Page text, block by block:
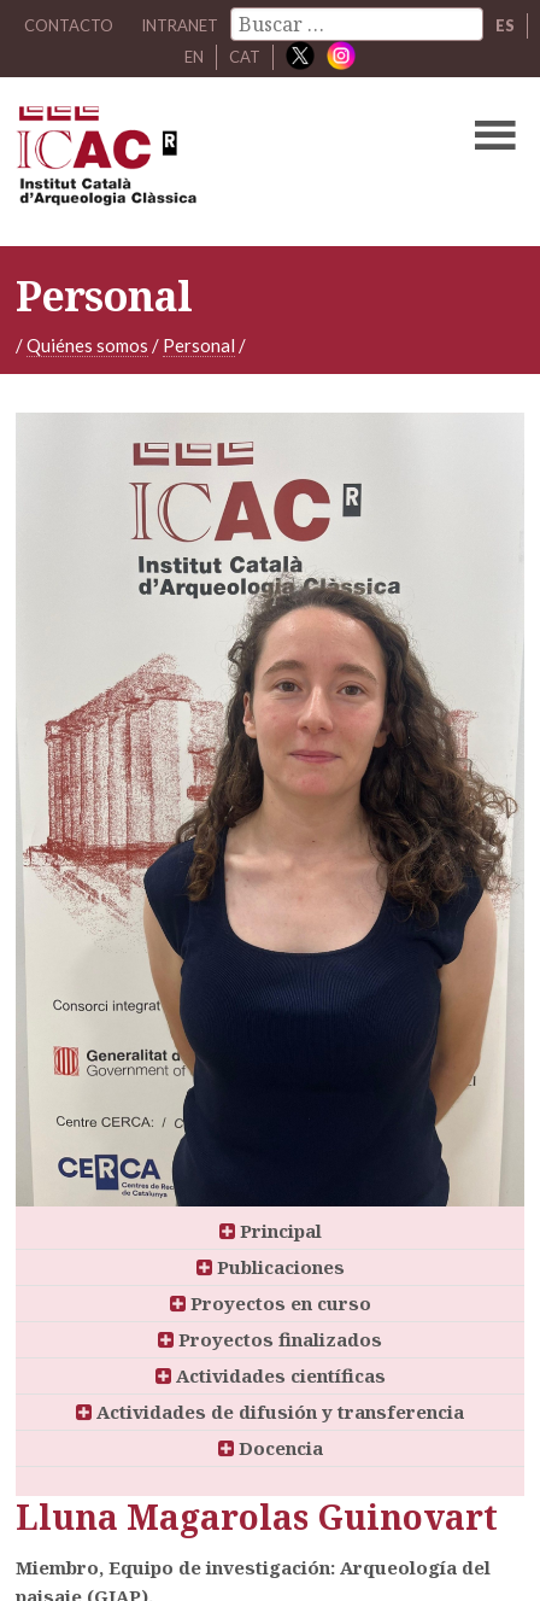
CONTACTO INTRANET
ES
EN
CAT
Personal
/Quiénes somos / Personal /
Principal
Publicaciones
Proyectos en curso
Proyectos finalizados
Actividades científicas
Actividades de difusión y transferencia
Docencia
Lluna Magarolas Guinovart
Miembro, Equipo de investigación: Arqueología del